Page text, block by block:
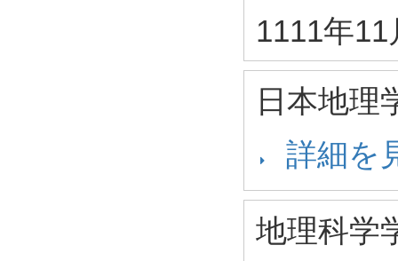
1111年11
日本地理
詳細を
地理科学